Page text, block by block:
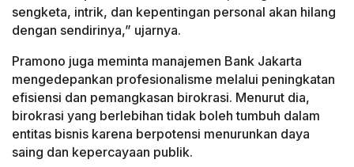
sengketa, intrik, dan kepentingan personal akan hilang
dengan sendirinya,” ujarnya.
Pramono juga meminta manajemen Bank Jakarta
mengedepankan profesionalisme melalui peningkatan
efisiensi dan pemangkasan birokrasi. Menurut dia,
birokrasi yang berlebihan tidak boleh tumbuh dalam
entitas bisnis karena berpotensi menurunkan daya
saing dan kepercayaan publik.